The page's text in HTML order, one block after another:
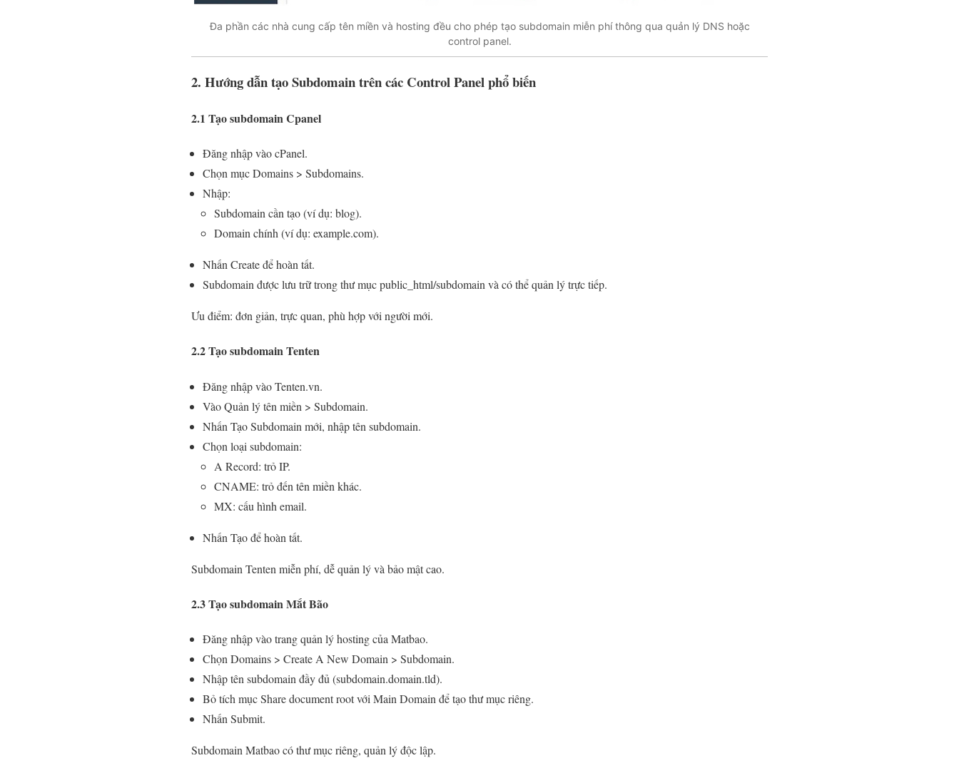
Đa phần các nhà cung cấp tên miền và hosting đều cho phép tạo subdomain miễn phí thông qua quản lý DNS hoặc
control panel.
2. Hướng dẫn tạo Subdomain trên các Control Panel phổ biến
2.1 Tạo subdomain Cpanel
Đăng nhập vào cPanel.
Chọn mục Domains > Subdomains.
Nhập:
Subdomain cần tạo (ví dụ: blog).
Domain chính (ví dụ: example.com).
Nhấn Create để hoàn tất.
Subdomain được lưu trữ trong thư mục public_html/subdomain và có thể quản lý trực tiếp.
Ưu điểm: đơn giản, trực quan, phù hợp với người mới.
2.2 Tạo subdomain Tenten
Đăng nhập vào Tenten.vn.
Vào Quản lý tên miền > Subdomain.
Nhấn Tạo Subdomain mới, nhập tên subdomain.
Chọn loại subdomain:
A Record: trỏ IP.
CNAME: trỏ đến tên miền khác.
MX: cấu hình email.
Nhấn Tạo để hoàn tất.
Subdomain Tenten miễn phí, dễ quản lý và bảo mật cao.
2.3 Tạo subdomain Mắt Bão
Đăng nhập vào trang quản lý hosting của Matbao.
Chọn Domains > Create A New Domain > Subdomain.
Nhập tên subdomain đầy đủ (subdomain.domain.tld).
Bỏ tích mục Share document root với Main Domain để tạo thư mục riêng.
Nhấn Submit.
Subdomain Matbao có thư mục riêng, quản lý độc lập.